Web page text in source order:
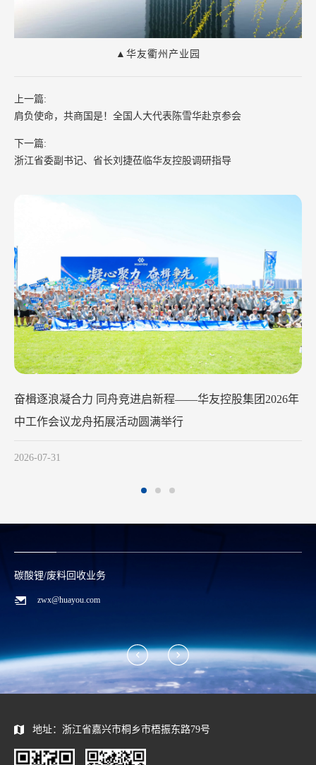
启新程——华友控股集团2026年
议龙舟拓展活动圆满举行
华友钴
▲ 华友衢州产业园
上一篇:
肩负使命，共商国是！全国人大代表陈雪华赴京参会
下一篇:
浙江省委副书记、省长刘捷莅临华友控股调研指导
碳酸锂/废料回收业务
zwx@huayou.com
地址：浙江省嘉兴市桐乡市梧振东路79号